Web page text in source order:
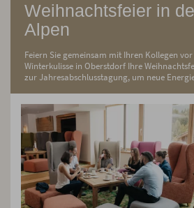
Weihnachtsfeier in
Alpen
Feiern Sie gemeinsam mit Ihren Kollegen
Winterkulisse in Oberstdorf Ihre
zur Jahresabschlusstagung, um neue